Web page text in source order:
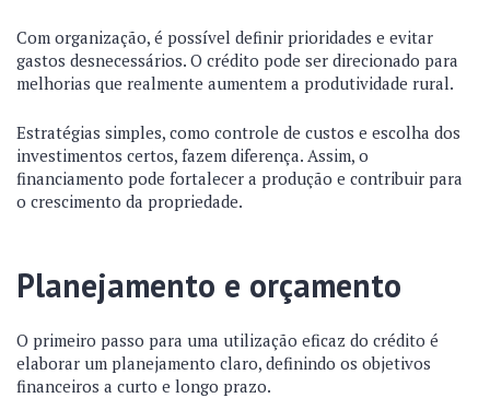
Com organização, é possível definir prioridades e evitar
gastos desnecessários. O crédito pode ser direcionado para
melhorias que realmente aumentem a produtividade rural.
Estratégias simples, como controle de custos e escolha dos
investimentos certos, fazem diferença. Assim, o
financiamento pode fortalecer a produção e contribuir para
o crescimento da propriedade.
Planejamento e orçamento
O primeiro passo para uma utilização eficaz do crédito é
elaborar um planejamento claro, definindo os objetivos
financeiros a curto e longo prazo.